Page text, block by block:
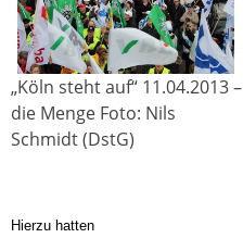
„Köln steht auf“ 11.04.2013 –
die Menge Foto: Nils
Schmidt (DstG)
Hierzu hatten